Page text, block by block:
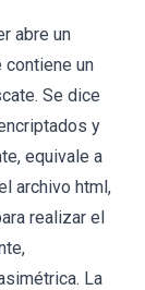
abre un
contiene un
Se dice
y
equivale a
archivo html,
realizar el
La